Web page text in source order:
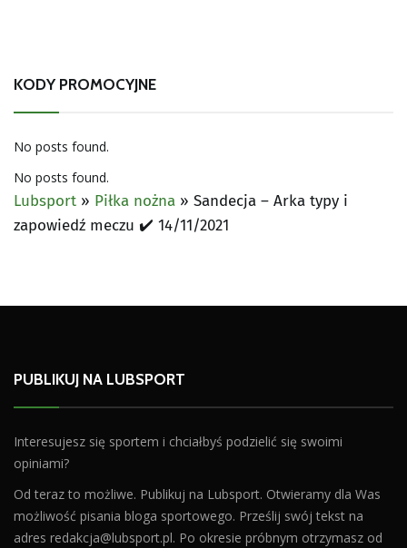
KODY PROMOCYJNE
No posts found.
No posts found.
Lubsport » Piłka nożna » Sandecja – Arka typy i
zapowiedź meczu ✔️ 14/11/2021
PUBLIKUJ NA LUBSPORT
Interesujesz się sportem i chciałbyś podzielić się swoimi
opiniami?
Od teraz to możliwe. Publikuj na Lubsport. Otwieramy dla Was
możliwość pisania bloga sportowego. Prześlij swój tekst na
adres redakcja@lubsport.pl. Po okresie próbnym otrzymasz od